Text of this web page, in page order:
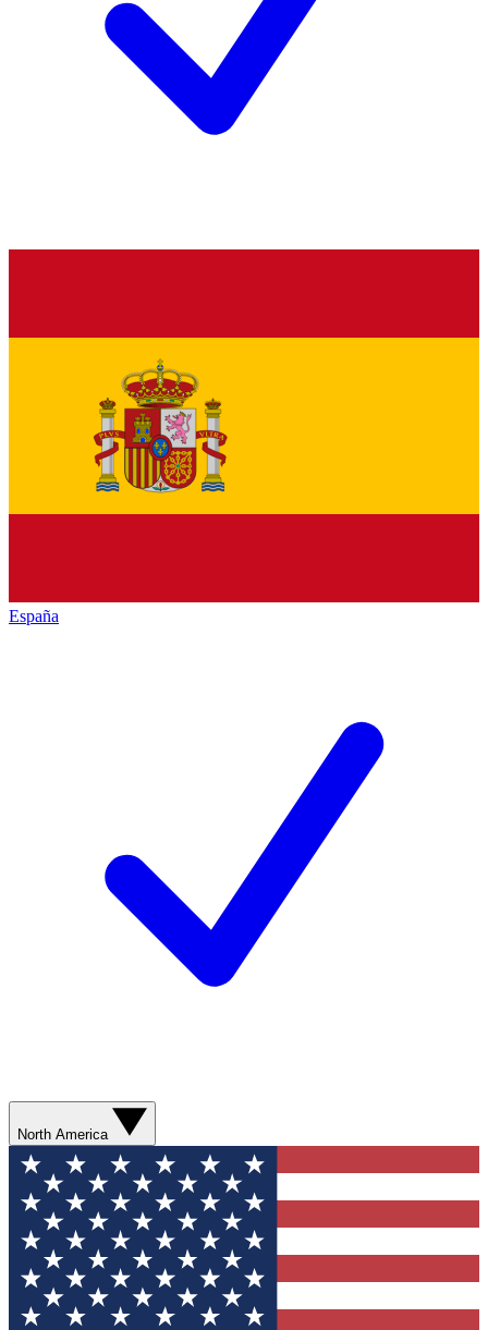
España
North America